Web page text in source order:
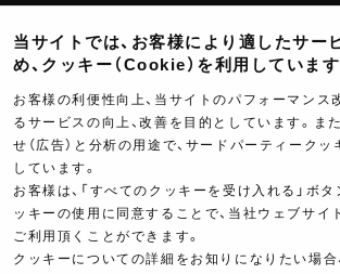
ヨシムラTV
イベント情報
イベントスケジュール
ツーリングブレイクタイム
製品ポスター
当サイトでは、お客様により適したサー
め、クッキー（Cookie）を利用しています
お客様の利便性向上、当サイトのパフォーマンス
るサービスの向上、改善を目的としています。また
せ（広告）と分析の用途で、サードパーティーク
しています。
お客様は、「すべてのクッキーを受け入れる」ボ
ッキーの使用に同意することで、当社ウェブサイ
ご利用頂くことができます。
クッキーについての詳細をお知りになりたい場合